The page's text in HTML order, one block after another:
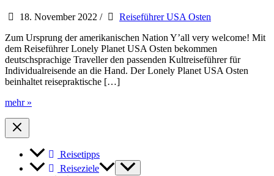
18. November 2022 /
Reiseführer USA Osten
Zum Ursprung der amerikanischen Nation Y’all very welcome! Mit
dem Reiseführer Lonely Planet USA Osten bekommen
deutschsprachige Traveller den passenden Kultreiseführer für
Individualreisende an die Hand. Der Lonely Planet USA Osten
beinhaltet reisepraktische […]
Lonely
Reiseführer
USA
mehr »
Reisetipps
Reiseziele